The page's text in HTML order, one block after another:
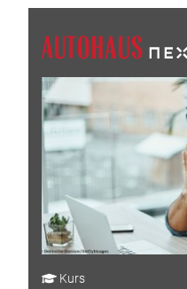
Kurs